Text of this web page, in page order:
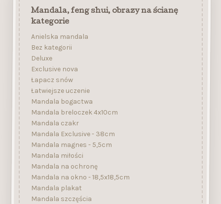
Mandala, feng shui, obrazy na ścianę
kategorie
Anielska mandala
Bez kategorii
Deluxe
Exclusive nova
Łapacz snów
Łatwiejsze uczenie
Mandala bogactwa
Mandala breloczek 4x10cm
Mandala czakr
Mandala Exclusive - 38cm
Mandala magnes - 5,5cm
Mandala miłości
Mandala na ochronę
Mandala na okno - 18,5x18,5cm
Mandala plakat
Mandala szczęścia